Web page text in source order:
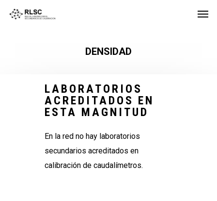
DENSIDAD
LABORATORIOS
ACREDITADOS EN
ESTA MAGNITUD
En la red no hay laboratorios
secundarios acreditados en
calibración de caudalímetros.